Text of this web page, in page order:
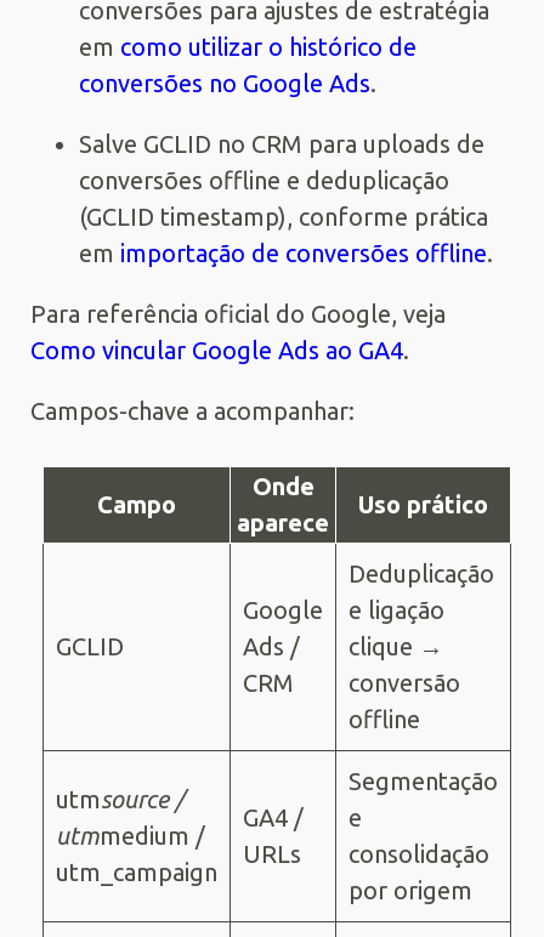
conversões para ajustes de estratégia
em como utilizar o histórico de
conversões no Google Ads.
Salve GCLID no CRM para uploads de
conversões offline e deduplicação
(GCLID timestamp), conforme prática
em importação de conversões offline.
Para referência oficial do Google, veja
Como vincular Google Ads ao GA4.
Campos-chave a acompanhar:
Campo
Onde
aparece
Uso prático
GCLID
Google
Ads /
CRM
Deduplicação
e ligação
clique →
conversão
offline
utmsource /
utmmedium /
utm_campaign
GA4 /
URLs
Segmentação
e
consolidação
por origem